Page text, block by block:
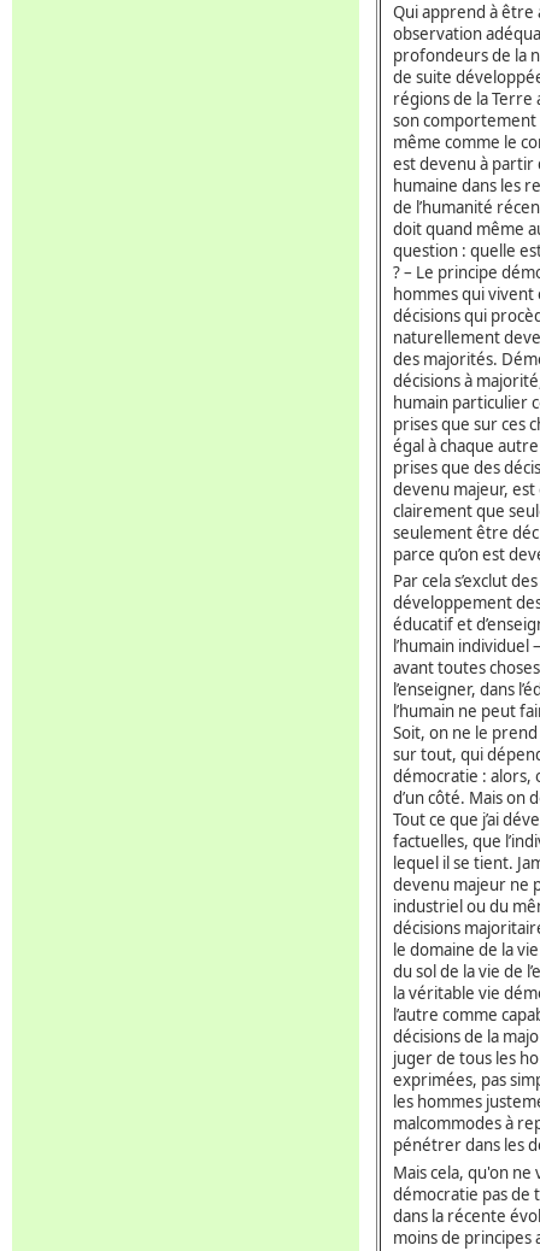
Qui apprend à être
observation
profondeurs de la
de suite
régions de la Terre
son comportement
même comme le
est devenu à partir
humaine dans les
de l’humanité
doit quand même
question : quelle
? – Le principe
hommes qui vivent
décisions qui
naturellement
des majorités.
décisions à
humain particulier
prises que sur ces
égal à chaque
prises que des
devenu majeur, est
clairement que
seulement être
parce qu’on est
Par cela s’exclut
développement
éducatif et
l’humain
avant toutes
l’enseigner, dans
l’humain ne peut
Soit, on ne le
sur tout, qui
démocratie : alors,
d’un côté. Mais on
Tout ce que j’ai
factuelles, que
lequel il se tient.
devenu majeur ne
industriel ou du
décisions
le domaine de la
du sol de la vie de
la véritable vie
l’autre comme
décisions de la
juger de tous les
exprimées, pas
les hommes
malcommodes à
pénétrer dans les
Mais cela, qu'on
démocratie pas de
dans la récente
moins de